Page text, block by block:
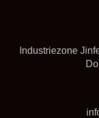
Industriezone